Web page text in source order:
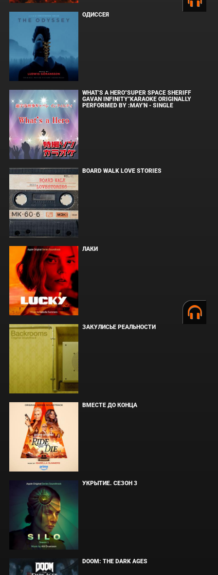
ОДИССЕЯ
WHAT'S A HERO"SUPER SPACE SHERIFF
GAVAN INFINITY"KARAOKE ORIGINALLY
PERFORMED BY :MAY'N - SINGLE
BOARD WALK LOVE STORIES
ЛАКИ
ЗАКУЛИСЬЕ РЕАЛЬНОСТИ
ВМЕСТЕ ДО КОНЦА
УКРЫТИЕ. СЕЗОН 3
DOOM: THE DARK AGES